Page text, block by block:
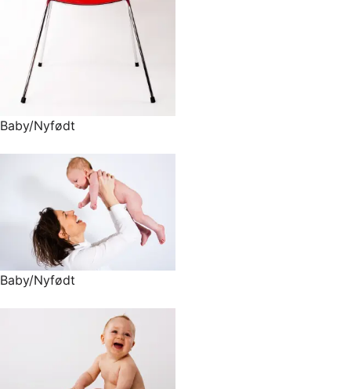
Baby/Nyfødt
Baby/Nyfødt